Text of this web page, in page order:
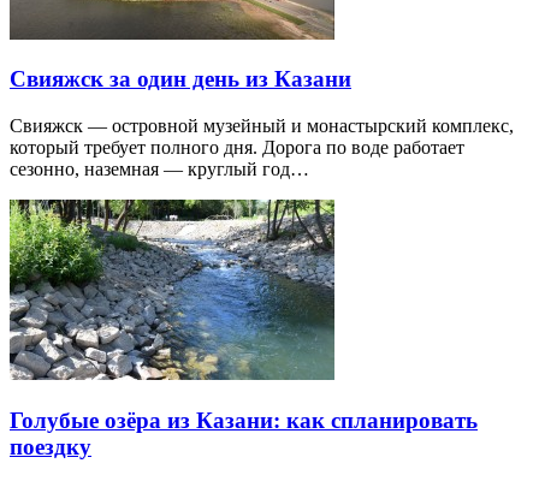
Свияжск за один день из Казани
Свияжск — островной музейный и монастырский комплекс,
который требует полного дня. Дорога по воде работает
сезонно, наземная — круглый год…
Голубые озёра из Казани: как спланировать
поездку